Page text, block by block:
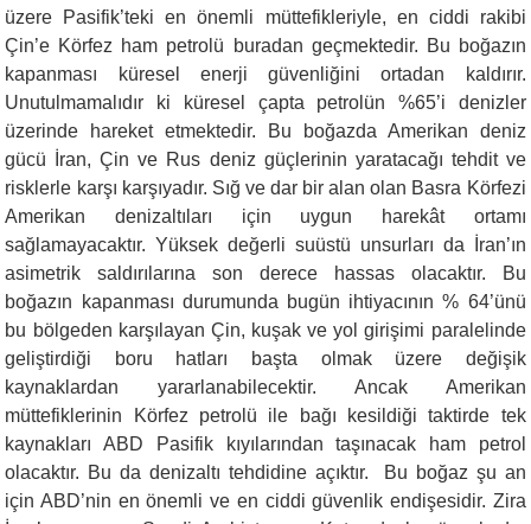
üzere Pasifik’teki en önemli müttefikleriyle, en ciddi rakibi
Çin’e Körfez ham petrolü buradan geçmektedir. Bu boğazın
kapanması küresel enerji güvenliğini ortadan kaldırır.
Unutulmamalıdır ki küresel çapta petrolün %65’i denizler
üzerinde hareket etmektedir. Bu boğazda Amerikan deniz
gücü İran, Çin ve Rus deniz güçlerinin yaratacağı tehdit ve
risklerle karşı karşıyadır. Sığ ve dar bir alan olan Basra Körfezi
Amerikan denizaltıları için uygun harekât ortamı
sağlamayacaktır. Yüksek değerli suüstü unsurları da İran’ın
asimetrik saldırılarına son derece hassas olacaktır. Bu
boğazın kapanması durumunda bugün ihtiyacının % 64’ünü
bu bölgeden karşılayan Çin, kuşak ve yol girişimi paralelinde
geliştirdiği boru hatları başta olmak üzere değişik
kaynaklardan yararlanabilecektir. Ancak Amerikan
müttefiklerinin Körfez petrolü ile bağı kesildiği taktirde tek
kaynakları ABD Pasifik kıyılarından taşınacak ham petrol
olacaktır. Bu da denizaltı tehdidine açıktır. Bu boğaz şu an
için ABD’nin en önemli ve en ciddi güvenlik endişesidir. Zira